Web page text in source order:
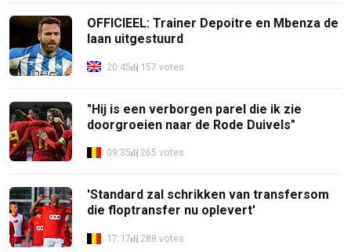
OFFICIEEL: Trainer Depoitre en Mbenza de
laan uitgestuurd
20:45 157 votes
"Hij is een verborgen parel die ik zie
doorgroeien naar de Rode Duivels"
09:35 265 votes
'Standard zal schrikken van transfersom
die floptransfer nu oplevert'
17:17 288 votes